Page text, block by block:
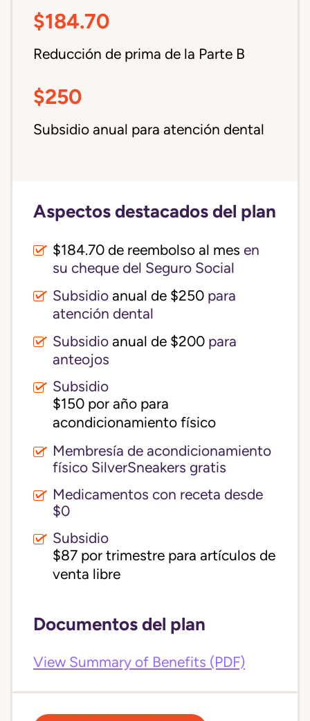
$184.70
Reducción de prima de la Parte B
$250
Subsidio anual para atención dental
Aspectos destacados del plan
$184.70 de reembolso al mes en
su cheque del Seguro Social
Subsidio anual de $250 para
atención dental
Subsidio anual de $200 para
anteojos
Subsidio
$150 por año para
acondicionamiento físico
Membresía de acondicionamiento
físico SilverSneakers gratis
Medicamentos con receta desde
$0
Subsidio
$87 por trimestre para artículos de
venta libre
Documentos del plan
View Summary of Benefits (PDF)